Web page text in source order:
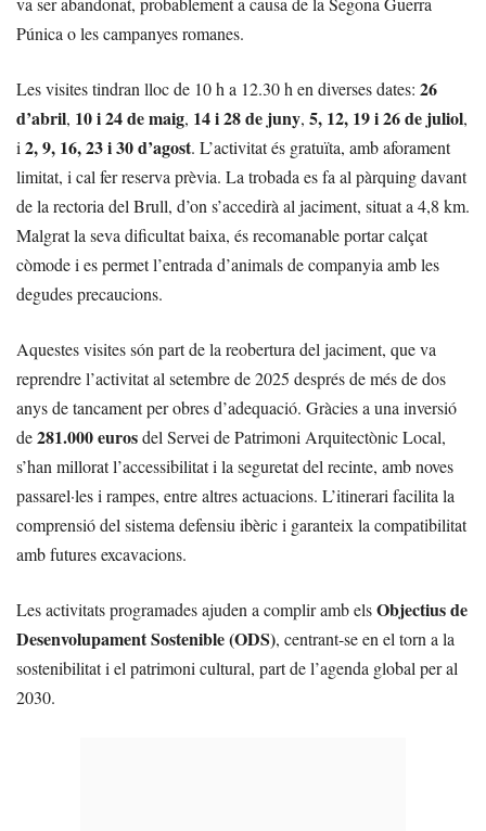
Púnica o les campanyes romanes.
Les visites tindran lloc de 10 h a 12.30 h en diverses dates: 26
d’abril, 10 i 24 de maig, 14 i 28 de juny, 5, 12, 19 i 26 de juliol,
i 2, 9, 16, 23 i 30 d’agost. L’activitat és gratuïta, amb aforament
limitat, i cal fer reserva prèvia. La trobada es fa al pàrquing davant
de la rectoria del Brull, d’on s’accedirà al jaciment, situat a 4,8 km.
Malgrat la seva dificultat baixa, és recomanable portar calçat
còmode i es permet l’entrada d’animals de companyia amb les
degudes precaucions.
Aquestes visites són part de la reobertura del jaciment, que va
reprendre l’activitat al setembre de 2025 després de més de dos
anys de tancament per obres d’adequació. Gràcies a una inversió
de281.000 eurosdel Servei de Patrimoni Arquitectònic Local,
s’han millorat l’accessibilitat i la seguretat del recinte, amb noves
passarel·les i rampes, entre altres actuacions. L’itinerari facilita la
comprensió del sistema defensiu ibèric i garanteix la compatibilitat
amb futures excavacions.
Les activitats programades ajuden a complir amb elsObjectius de
Desenvolupament Sostenible (ODS), centrant-se en el torn a la
sostenibilitat i el patrimoni cultural, part de l’agenda global per al
2030.